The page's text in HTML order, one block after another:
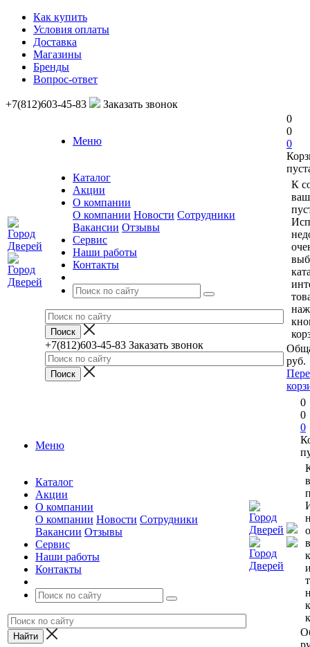
Как купить
Условия оплаты
Доставка
Магазины
Бренды
Вопрос-ответ
+7(812)603-45-83 Заказать звонок
Меню
Каталог
Акции
О компании
О компании Новости Сотрудники
Вакансии Отзывы
Сервис
Наши работы
Контакты
+7(812)603-45-83 Заказать звонок
0
0
0
К
руб.
Меню
Каталог
Акции
О компании
О компании Новости Сотрудники
Вакансии Отзывы
Сервис
Наши работы
Контакты
0
0
0